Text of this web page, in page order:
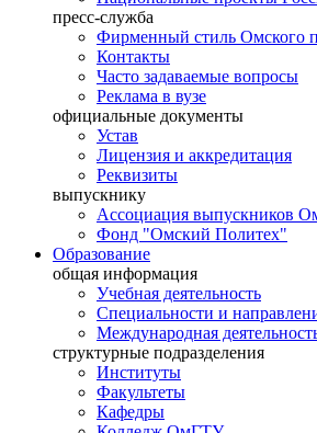
пресс-служба
Фирменный стиль Омского
Контакты
Часто задаваемые вопросы
Реклама в вузе
официальные документы
Устав
Лицензия и аккредитация
Реквизиты
выпускнику
Ассоциация выпускников
Фонд "Омский Политех"
Образование
общая информация
Учебная деятельность
Специальности и
Международная
структурные подразделения
Институты
Факультеты
Кафедры